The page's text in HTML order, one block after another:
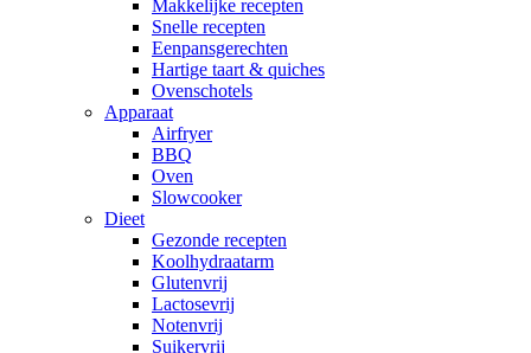
Makkelijke recepten
Snelle recepten
Eenpansgerechten
Hartige taart & quiches
Ovenschotels
Apparaat
Airfryer
BBQ
Oven
Slowcooker
Dieet
Gezonde recepten
Koolhydraatarm
Glutenvrij
Lactosevrij
Notenvrij
Suikervrij